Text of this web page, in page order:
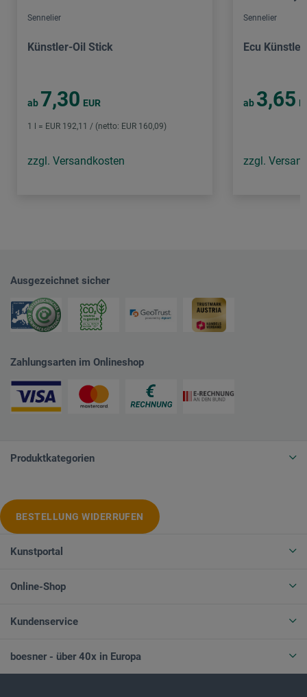
Sennelier
Künstler-Oil Stick
ab 7,30 EUR
1 l = EUR 192,11 / (netto: EUR 160,09)
zzgl. Versandkosten
Sennelier
Ecu
ab 3,65
zzgl.
Ausgezeichnet sicher
Zahlungsarten im Onlineshop
Produktkategorien
BESTELLUNG WIDERRUFEN
Kunstportal
Online-Shop
Kundenservice
boesner - über 40x in Europa